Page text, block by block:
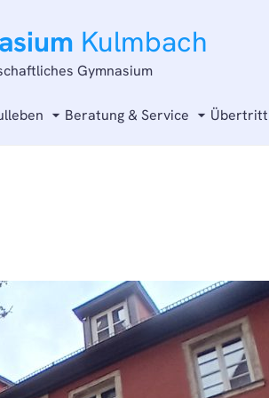
Kulmbach
Gymnasium
Beratung & Service Übertritt